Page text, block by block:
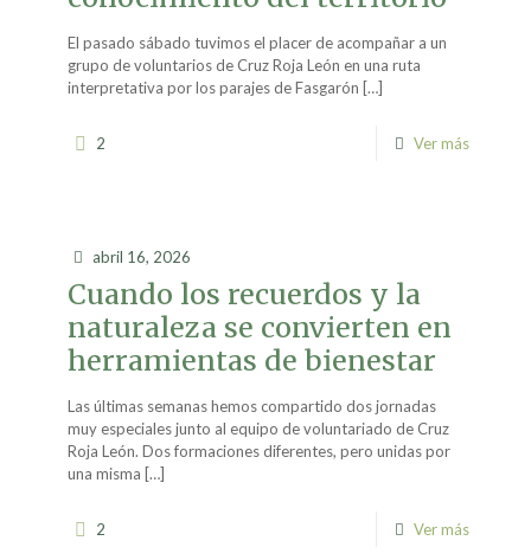
El pasado sábado tuvimos el placer de acompañar a un
grupo de voluntarios de Cruz Roja León en una ruta
interpretativa por los parajes de Fasgarón […]
2 Ver más
abril 16, 2026
Cuando los recuerdos y la
naturaleza se convierten en
herramientas de bienestar
Las últimas semanas hemos compartido dos jornadas
muy especiales junto al equipo de voluntariado de Cruz
Roja León. Dos formaciones diferentes, pero unidas por
una misma […]
2 Ver más